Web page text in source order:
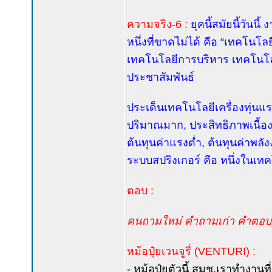
ความจริง-6 : ยุคนี้สมัยนี้วันนี้ ง
หนึ่งที่ขาดไม่ได้ คือ “เทคโนโ
เทคโนโลยีการบริหาร เทคโน
ประชาสัมพันธ์
ประเด็นเทคโนโลยีเครื่องทุ่น
ปริมาณมาก, ประสิทธิภาพเนื้อ
ต้นทุนค่าแรงต่ำ, ต้นทุนค่าพลั
ระบบสปริงเกอร์ คือ หนึ่งในเท
ตอบ :
คนถามใหม่ คำถามเก่า คำตอ
หม้อปุ๋ยเวนจูรี่ (VENTURI) :
- หม้อปุ๋ยตัวนี้ สมช.เราทำงาน